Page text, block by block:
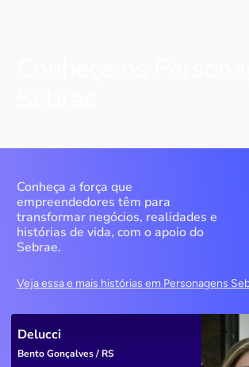
Conheça a força que
empreendedores têm para
transformar negócios, realidades e
histórias de vida, com o apoio do
Sebrae.
Veja essa e mais histórias em Personagens
Delucci
Bento Gonçalves / RS